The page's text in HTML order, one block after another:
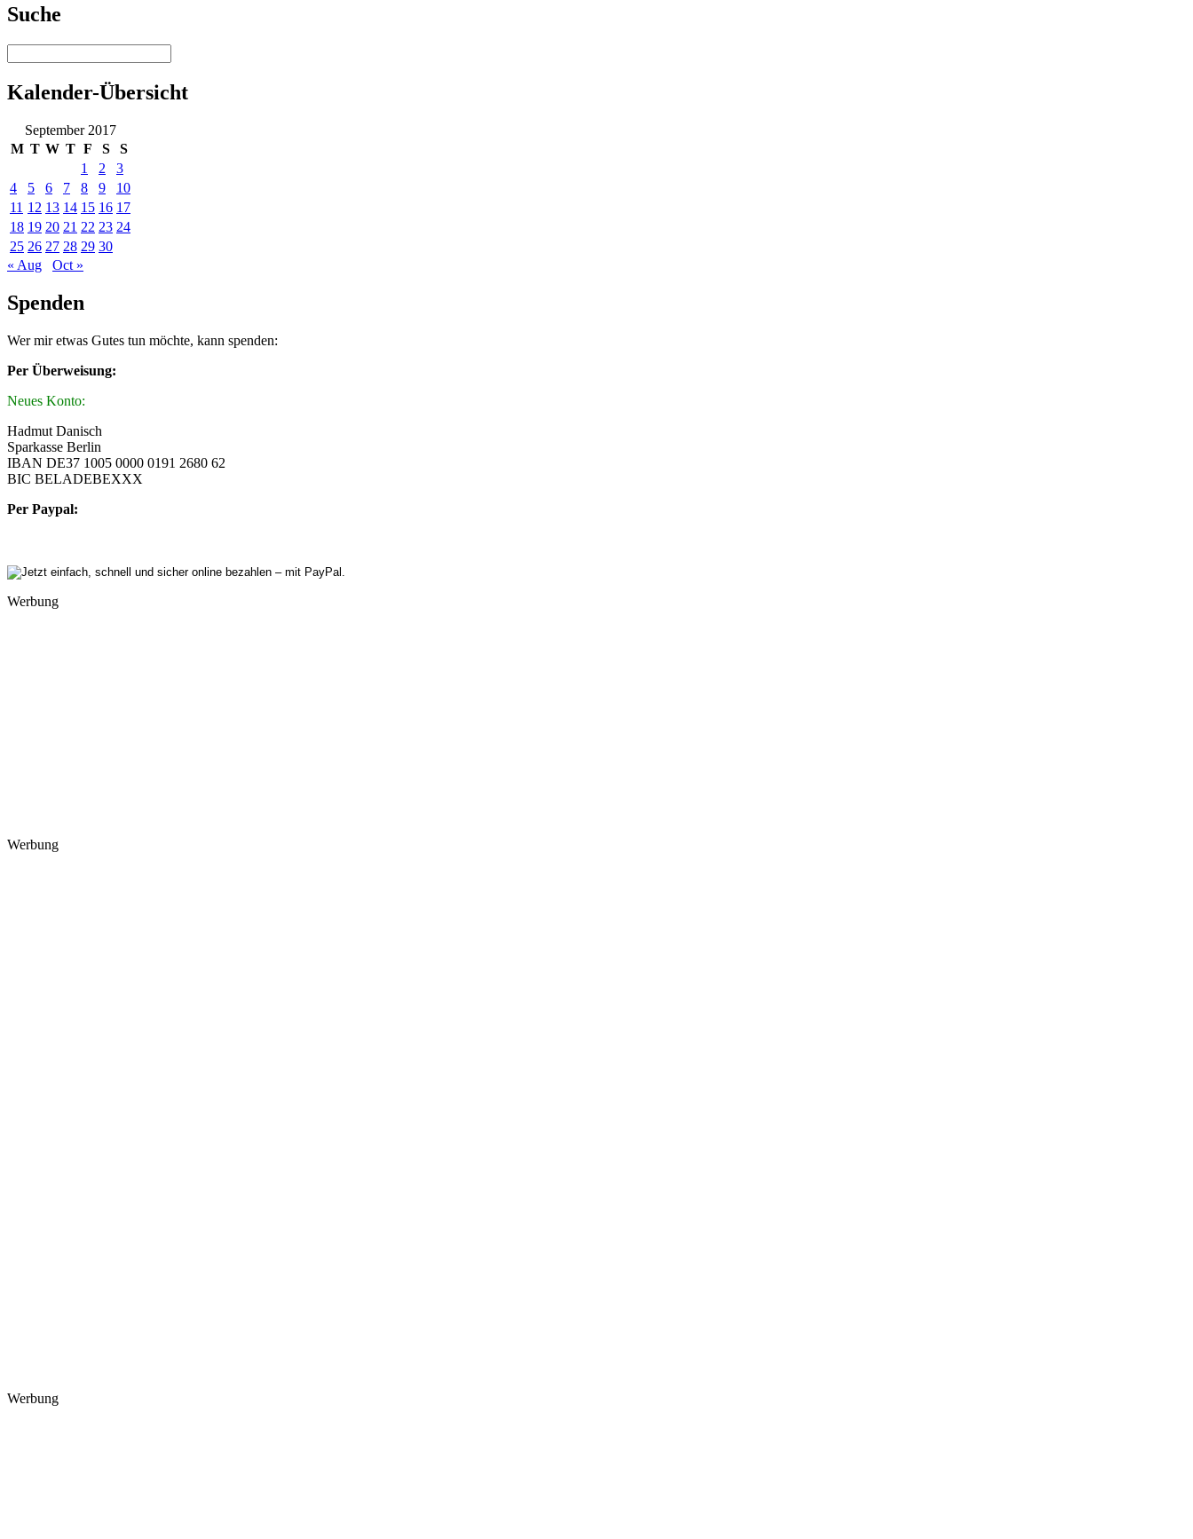
Suche
Kalender-Übersicht
September 2017
M T W T F S
S
1
2
3
4
5 6 7 8 9
10
11 12 13 14 15 16 17
18 19 20 21 22 23 24
25 26 27 28 29 30
« Aug
Oct »
Spenden
Wer mir etwas Gutes tun möchte, kann spenden:
Per Überweisung:
Neues Konto:
Hadmut Danisch
Sparkasse Berlin
IBAN DE37 1005 0000 0191 2680 62
BIC BELADEBEXXX
Per Paypal:
Werbung
Werbung
Werbung